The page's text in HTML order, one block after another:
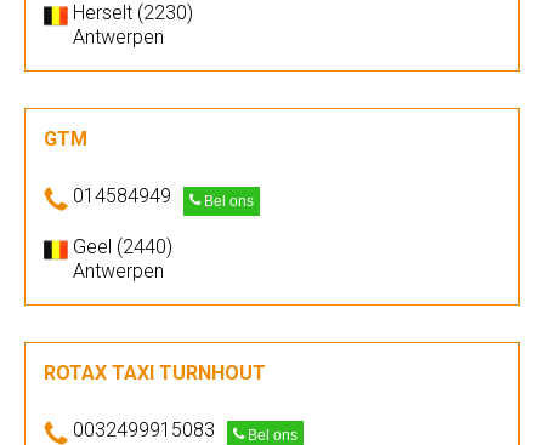
Herselt (2230)
Antwerpen
GTM
014584949 Bel ons
Geel (2440)
Antwerpen
ROTAX TAXI TURNHOUT
0032499915083 Bel ons